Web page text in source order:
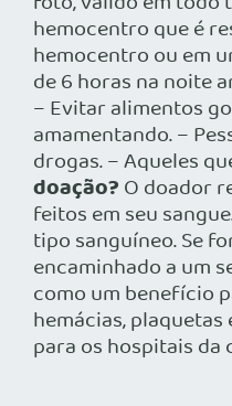
hemocentro que é
hemocentro ou em
de 6 horas na noite
– Evitar alimentos
amamentando. –
drogas. – Aqueles
doação? O doador
feitos em seu
tipo sanguíneo. Se
encaminhado a um
como um benefício
hemácias,
para os hospitais da